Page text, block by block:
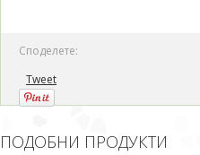
Споделете:
Tweet
ПОДОБНИ ПРОДУКТИ